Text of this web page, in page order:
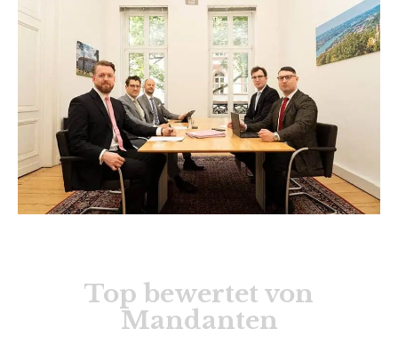
Top bewertet von
Mandanten